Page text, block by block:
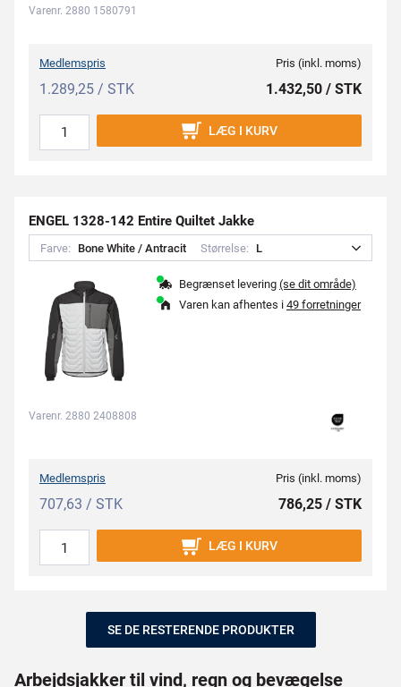
Varenr. 2880 1580791
Medlemspris
1.289,25 / STK
Pris (inkl. moms)
1.432,50 / STK
LÆG I KURV
ENGEL 1328-142 Entire Quiltet Jakke
Farve: Bone White / Antracit Størrelse: L
Begrænset levering (se dit område)
Varen kan afhentes i 49 forretninger
Varenr. 2880 2408808
Medlemspris
707,63 / STK
Pris (inkl. moms)
786,25 / STK
LÆG I KURV
SE DE RESTERENDE PRODUKTER
Arbejdsjakker til vind, regn og bevægelse